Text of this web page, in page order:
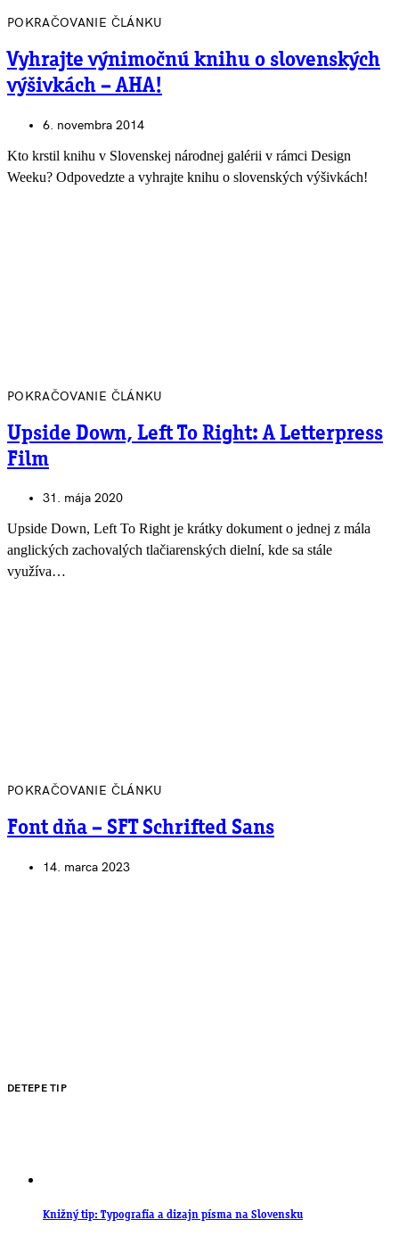
POKRAČOVANIE ČLÁNKU
Vyhrajte výnimočnú knihu o slovenských
výšivkách – AHA!
6. novembra 2014
Kto krstil knihu v Slovenskej národnej galérii v rámci Design
Weeku? Odpovedzte a vyhrajte knihu o slovenských výšivkách!
POKRAČOVANIE ČLÁNKU
Upside Down, Left To Right: A Letterpress
Film
31. mája 2020
Upside Down, Left To Right je krátky dokument o jednej z mála
anglických zachovalých tlačiarenských dielní, kde sa stále
využíva…
POKRAČOVANIE ČLÁNKU
Font dňa – SFT Schrifted Sans
14. marca 2023
DETEPE TIP
Knižný tip: Typografia a dizajn písma na Slovensku